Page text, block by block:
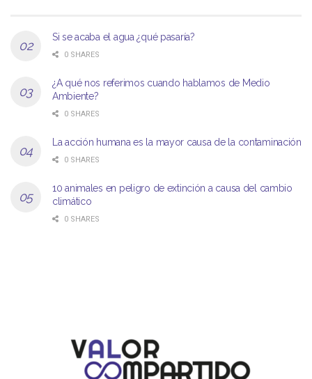
Si se acaba el agua ¿qué pasaría?
0 SHARES
¿A qué nos referimos cuando hablamos de Medio
Ambiente?
0 SHARES
La acción humana es la mayor causa de la contaminación
0 SHARES
10 animales en peligro de extinción a causa del cambio
climático
0 SHARES